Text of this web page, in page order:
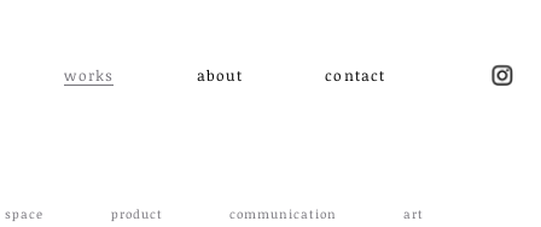
works about contact
space product communication art